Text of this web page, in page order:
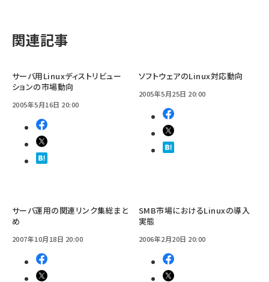
関連記事
サーバ用Linuxディストリビュー
ションの市場動向
2005年5月16日 20:00
ソフトウェアのLinux対応動向
2005年5月25日 20:00
サーバ運用の関連リンク集総まと
め
2007年10月18日 20:00
SMB市場におけるLinuxの導入
実態
2006年2月20日 20:00